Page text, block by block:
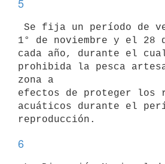
1° de noviembre y el 28
cada año, durante el
prohibida la pesca
zona a
efectos de proteger los
acuáticos durante el
6